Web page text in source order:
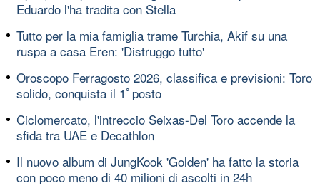
Eduardo l'ha tradita con Stella
Tutto per la mia famiglia trame Turchia, Akif su una
ruspa a casa Eren: 'Distruggo tutto'
Oroscopo Ferragosto 2026, classifica e previsioni: Toro
solido, conquista il 1ﾟposto
Ciclomercato, l'intreccio Seixas-Del Toro accende la
sfida tra UAE e Decathlon
Il nuovo album di JungKook 'Golden' ha fatto la storia
con poco meno di 40 milioni di ascolti in 24h